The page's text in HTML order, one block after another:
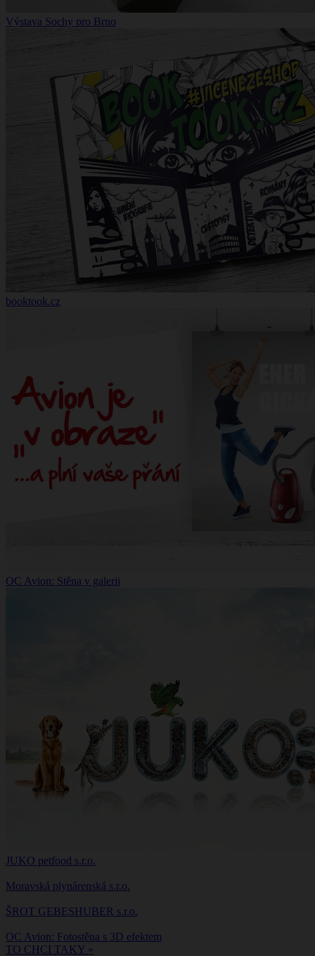
Výstava Sochy pro Brno
booktook.cz
OC Avion: Stěna v galerii
JUKO petfood s.r.o.
Moravská plynárenská s.r.o.
ŠROT GEBESHUBER s.r.o.
OC Avion: Fotostěna s 3D efektem
TO CHCI TAKY »